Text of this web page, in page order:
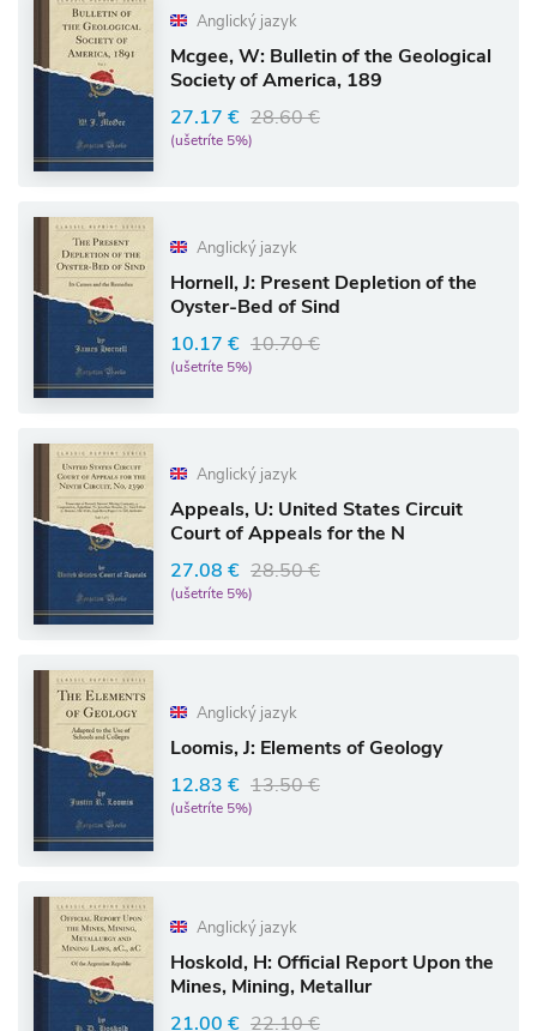
Anglický jazyk
Mcgee, W: Bulletin of the Geological
Society of America, 189
27.17 € 28.60 €
(ušetríte 5%)
Anglický jazyk
Hornell, J: Present Depletion of the
Oyster-Bed of Sind
10.17 € 10.70 €
(ušetríte 5%)
Anglický jazyk
Appeals, U: United States Circuit
Court of Appeals for the N
27.08 € 28.50 €
(ušetríte 5%)
Anglický jazyk
Loomis, J: Elements of Geology
12.83 € 13.50 €
(ušetríte 5%)
Anglický jazyk
Hoskold, H: Official Report Upon the
Mines, Mining, Metallur
21.00 € 22.10 €